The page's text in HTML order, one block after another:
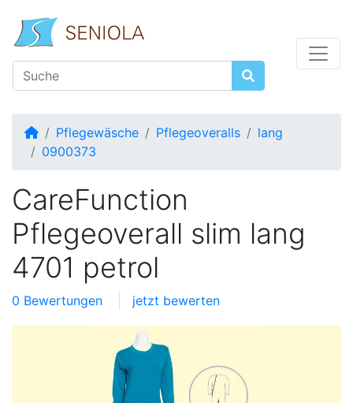
Startseite
Pflegewäsche Pflegeoveralls
lang
0900373
CareFunction
Pflegeoverall slim lang
4701 petrol
0 Bewertungen jetzt bewerten